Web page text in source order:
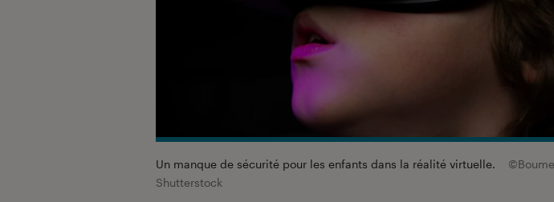
Un manque de sécurité pour les enfants dans la réalité virtuelle.
Shutterstock